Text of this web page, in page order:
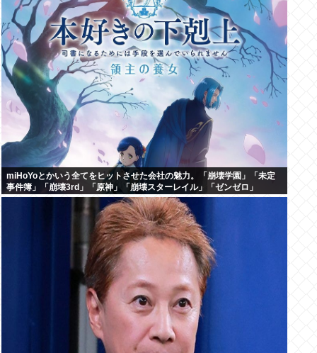
miHoYoとかいう全てをヒットさせた会社の魅力。「崩壊学園」「未定
事件簿」「崩壊3rd」「原神」「崩壊スターレイル」「ゼンゼロ」